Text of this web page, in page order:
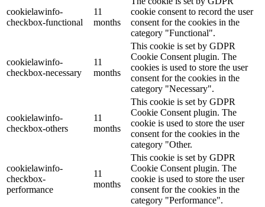
cookielawinfo-
checkbox-functional
11
months
cookie consent to record the user
consent for the cookies in the
category "Functional".
cookielawinfo-
checkbox-necessary
11
months
This cookie is set by GDPR
Cookie Consent plugin. The
cookies is used to store the user
consent for the cookies in the
category "Necessary".
cookielawinfo-
checkbox-others
11
months
This cookie is set by GDPR
Cookie Consent plugin. The
cookie is used to store the user
consent for the cookies in the
category "Other.
cookielawinfo-
checkbox-
performance
11
months
This cookie is set by GDPR
Cookie Consent plugin. The
cookie is used to store the user
consent for the cookies in the
category "Performance".